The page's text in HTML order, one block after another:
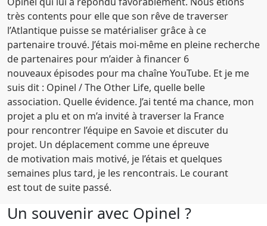
très contents pour elle que son rêve de traverser
l’Atlantique puisse se matérialiser grâce à ce
partenaire trouvé. J’étais moi-même en pleine recherche
de partenaires pour m’aider à financer 6
nouveaux épisodes pour ma chaîne YouTube. Et je me
suis dit : Opinel / The Other Life, quelle belle
association. Quelle évidence. J’ai tenté ma chance, mon
projet a plu et on m’a invité à traverser la France
pour rencontrer l’équipe en Savoie et discuter du
projet. Un déplacement comme une épreuve
de motivation mais motivé, je l’étais et quelques
semaines plus tard, je les rencontrais. Le courant
est tout de suite passé.
Un souvenir avec Opinel ?